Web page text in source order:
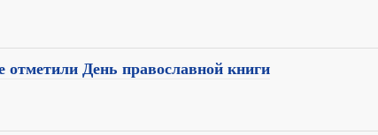
отметили День православной книги